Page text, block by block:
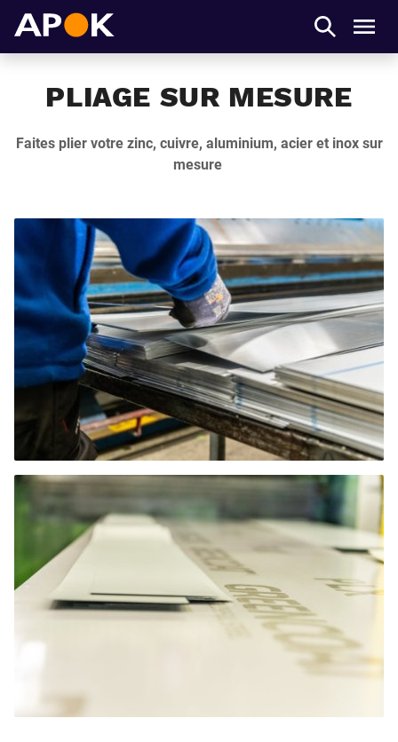
PLIAGE SUR MESURE
Faites plier votre zinc, cuivre, aluminium, acier et inox sur
mesure